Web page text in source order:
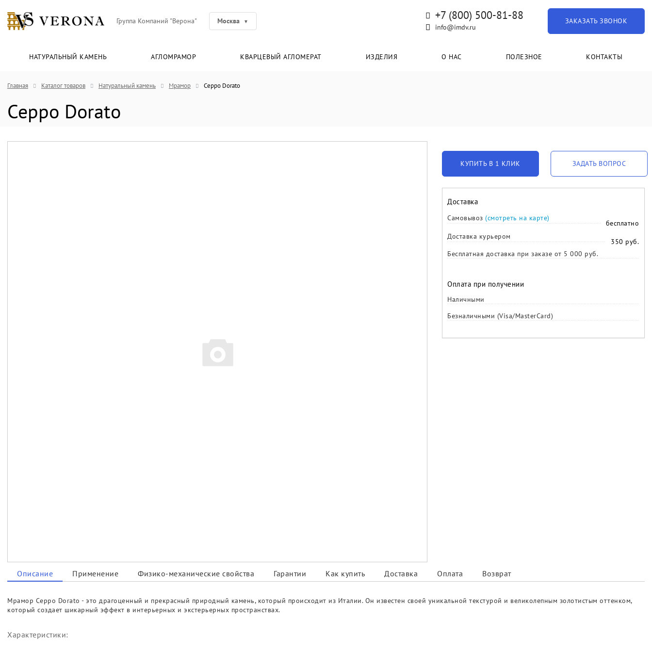
Группа Компаний "Верона" Москва +7 (800) 500-81-88
info@imdv.ru
ЗАКАЗАТЬ ЗВОНОК
НАТУРАЛЬНЫЙ КАМЕНЬ АГЛОМРАМОР КВАРЦЕВЫЙ АГЛОМЕРАТ ИЗДЕЛИЯ О НАС ПОЛЕЗНОЕ КОНТАКТЫ
Главная Каталог товаров Натуральный камень Мрамор Ceppo Dorato
Ceppo Dorato
КУПИТЬ В 1 КЛИК ЗАДАТЬ ВОПРОС
Доставка
Самовывоз (смотреть на карте)
бесплатно
Доставка курьером
350 руб.
Бесплатная доставка при заказе от 5 000 руб.
Оплата при получении
Наличными
Безналичными (Visa/MasterCard)
Описание Применение Физико-механические свойства Гарантии Как купить Доставка Оплата Возврат
Мрамор Ceppo Dorato - это драгоценный и прекрасный природный камень, который происходит из Италии. Он известен своей уникальной текстурой и великолепным золотистым оттенком,
который создает шикарный эффект в интерьерных и экстерьерных пространствах.
Характеристики: